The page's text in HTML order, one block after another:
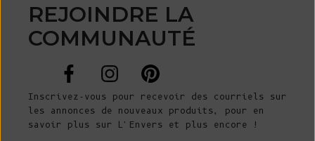
REJOINDRE LA
COMMUNAUTÉ
Inscrivez-vous pour recevoir des courriels sur
les annonces de nouveaux produits, pour en
savoir plus sur L'Envers et plus encore !